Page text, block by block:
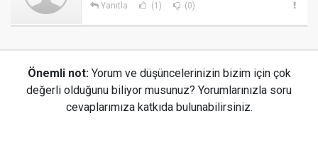
Yanıtla (1) (0)
Önemli not: Yorum ve düşüncelerinizin bizim için çok
değerli olduğunu biliyor musunuz? Yorumlarınızla soru
cevaplarımıza katkıda bulunabilirsiniz.